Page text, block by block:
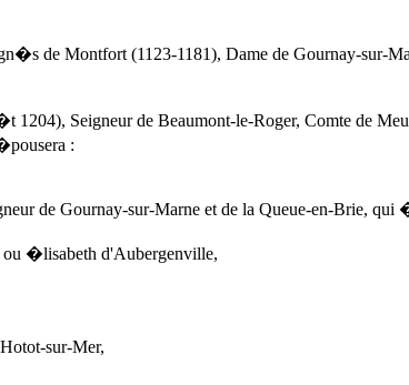
de Montfort (1123-1181), Dame de Gournay-sur-
Seigneur de Beaumont-le-Roger, Comte de
:
de Gournay-sur-Marne et de la Queue-en-
�lisabeth d'Aubergenville,
sur-Mer,